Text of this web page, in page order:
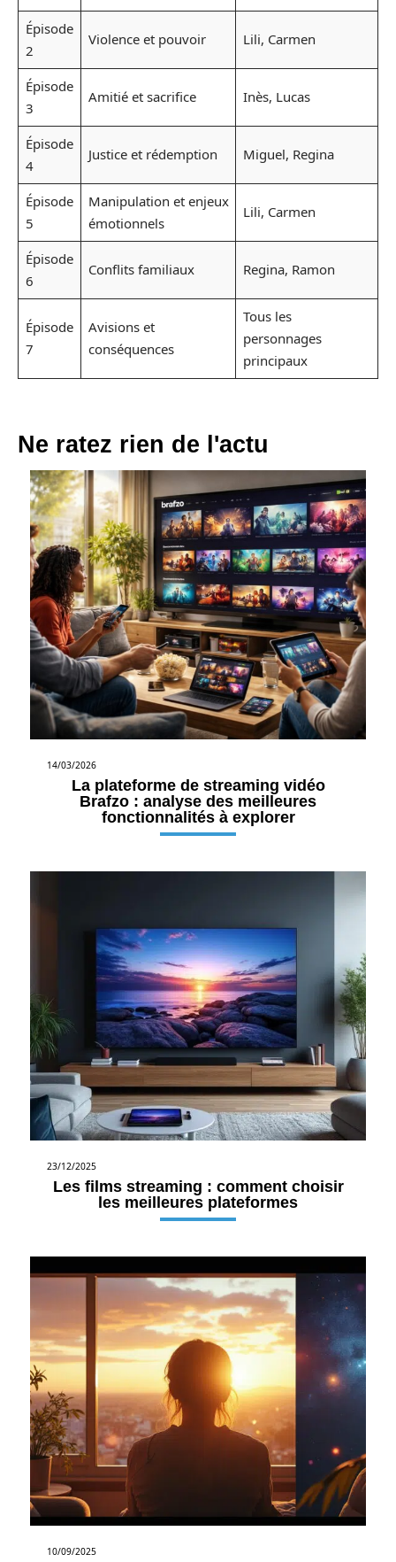
Épisode
2
Violence et pouvoir Lili, Carmen
Épisode
3
Amitié et sacrifice Inès, Lucas
Épisode
4
Justice et rédemption Miguel, Regina
Épisode
5
Manipulation et enjeux
émotionnels
Lili, Carmen
Épisode
6
Conflits familiaux Regina, Ramon
Épisode
7
Avisions et
conséquences
Tous les
personnages
principaux
Ne ratez rien de l'actu
14/03/2026
La plateforme de streaming vidéo
Brafzo : analyse des meilleures
fonctionnalités à explorer
23/12/2025
Les films streaming : comment choisir
les meilleures plateformes
10/09/2025